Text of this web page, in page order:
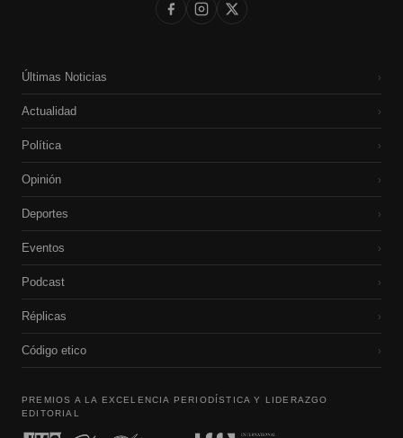
Últimas Noticias ›
Actualidad ›
Política ›
Opinión ›
Deportes ›
Eventos ›
Podcast ›
Réplicas ›
Código etico ›
PREMIOS A LA EXCELENCIA PERIODÍSTICA Y LIDERAZGO
EDITORIAL